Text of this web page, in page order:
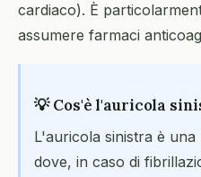
cardiaco). È
assumere farmaci
💡 Cos'è l'auricola
L'auricola sinistra è
dove, in caso di